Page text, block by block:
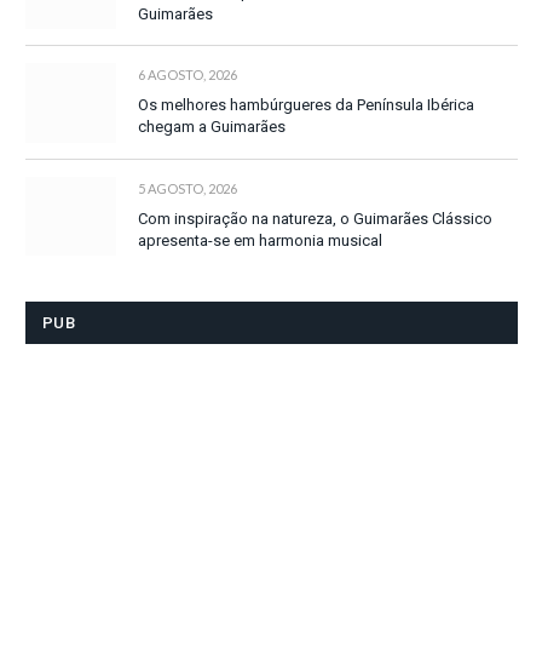
Guimarães
6 AGOSTO, 2026
Os melhores hambúrgueres da Península Ibérica
chegam a Guimarães
5 AGOSTO, 2026
Com inspiração na natureza, o Guimarães Clássico
apresenta-se em harmonia musical
PUB